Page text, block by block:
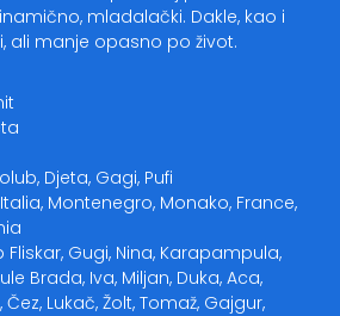
mladalački. Dakle, kao i
ali manje opasno po život.
Djeta, Gagi, Pufi
Montenegro, Monako, France,
Fliskar, Gugi, Nina, Karapampula,
Brada, Iva, Miljan, Duka, Aca,
Čez, Lukač, Žolt, Tomaž, Gajgur,